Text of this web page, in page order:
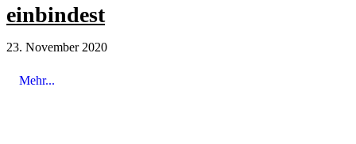
einbindest
23. November 2020
Mehr...